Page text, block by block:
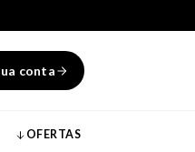
conta
OFERTAS